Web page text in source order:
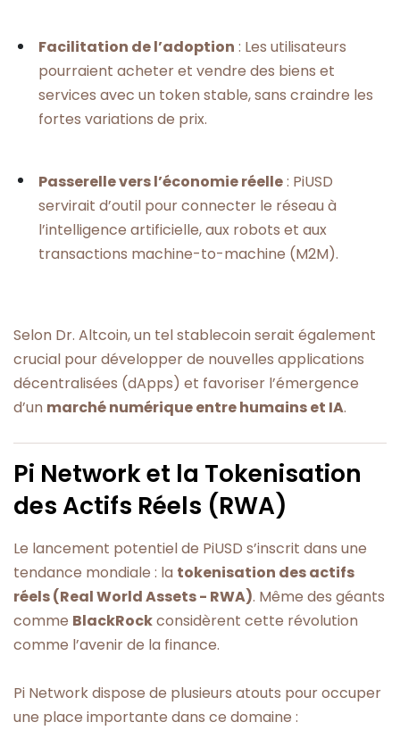
Facilitation de l’adoption : Les utilisateurs
pourraient acheter et vendre des biens et
services avec un token stable, sans craindre les
fortes variations de prix.
Passerelle vers l’économie réelle: PiUSD
servirait d’outil pour connecter le réseau à
l’intelligence artificielle, aux robots et aux
transactions machine-to-machine (M2M).
Selon Dr. Altcoin, un tel stablecoin serait également
crucial pour développer de nouvelles applications
décentralisées (dApps) et favoriser l’émergence
d’un marché numérique entre humains et IA.
Pi Network et la Tokenisation
des Actifs Réels (RWA)
Le lancement potentiel de PiUSD s’inscrit dans une
tendance mondiale : la tokenisation des actifs
réels (Real World Assets - RWA). Même des géants
comme BlackRockconsidèrent cette révolution
comme l’avenir de la finance.
Pi Network dispose de plusieurs atouts pour occuper
une place importante dans ce domaine :